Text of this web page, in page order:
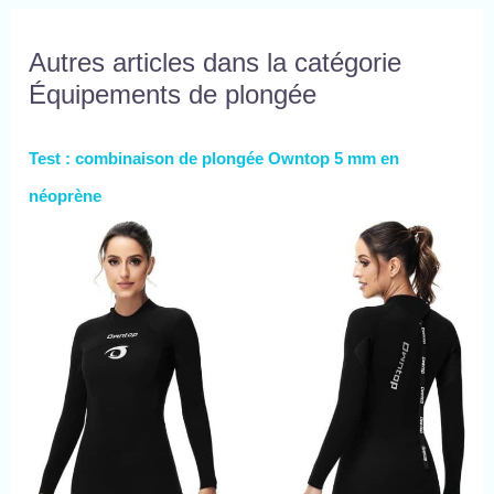
non incluse). [plus
confortable] ajustement
rapide de la boucle du
silicone souple et de haute
Autres articles dans la catégorie
Équipements de plongée
Test : combinaison de plongée Owntop 5 mm en
néoprène